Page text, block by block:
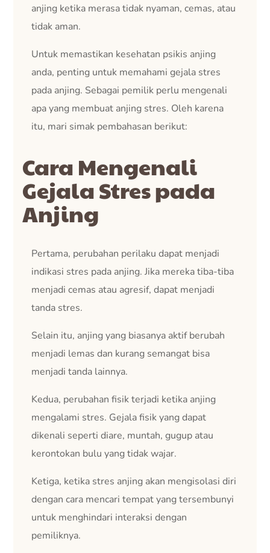
anjing ketika merasa tidak nyaman, cemas, atau
tidak aman.
Untuk memastikan kesehatan psikis anjing
anda, penting untuk memahami gejala stres
pada anjing. Sebagai pemilik perlu mengenali
apa yang membuat anjing stres. Oleh karena
itu, mari simak pembahasan berikut:
Cara Mengenali
Gejala Stres pada
Anjing
Pertama, perubahan perilaku dapat menjadi
indikasi stres pada anjing. Jika mereka tiba-tiba
menjadi cemas atau agresif, dapat menjadi
tanda stres.
Selain itu, anjing yang biasanya aktif berubah
menjadi lemas dan kurang semangat bisa
menjadi tanda lainnya.
Kedua, perubahan fisik terjadi ketika anjing
mengalami stres. Gejala fisik yang dapat
dikenali seperti diare, muntah, gugup atau
kerontokan bulu yang tidak wajar.
Ketiga, ketika stres anjing akan mengisolasi diri
dengan cara mencari tempat yang tersembunyi
untuk menghindari interaksi dengan
pemiliknya.